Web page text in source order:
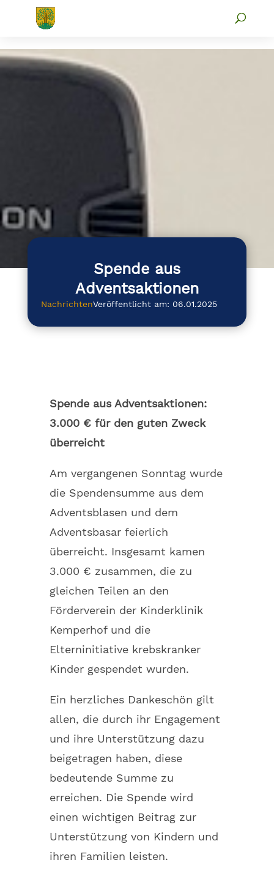
Spende aus
Adventsaktionen
NachrichtenVeröffentlicht am: 06.01.2025
Spende aus Adventsaktionen:
3.000 € für den guten Zweck
überreicht
Am vergangenen Sonntag wurde
die Spendensumme aus dem
Adventsblasen und dem
Adventsbasar feierlich
überreicht. Insgesamt kamen
3.000 € zusammen, die zu
gleichen Teilen an den
Förderverein der Kinderklinik
Kemperhof und die
Elterninitiative krebskranker
Kinder gespendet wurden.
Ein herzliches Dankeschön gilt
allen, die durch ihr Engagement
und ihre Unterstützung dazu
beigetragen haben, diese
bedeutende Summe zu
erreichen. Die Spende wird
einen wichtigen Beitrag zur
Unterstützung von Kindern und
ihren Familien leisten.